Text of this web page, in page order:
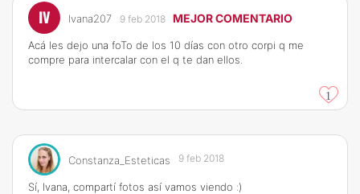
IV Ivana207 9 feb 2018 MEJOR COMENTARIO
Acá les dejo una foTo de los 10 días con otro corpi q me
compre para intercalar con el q te dan ellos.
1
Constanza_Esteticas 9 feb 2018
Sí, Ivana, compartí fotos así vamos viendo :)